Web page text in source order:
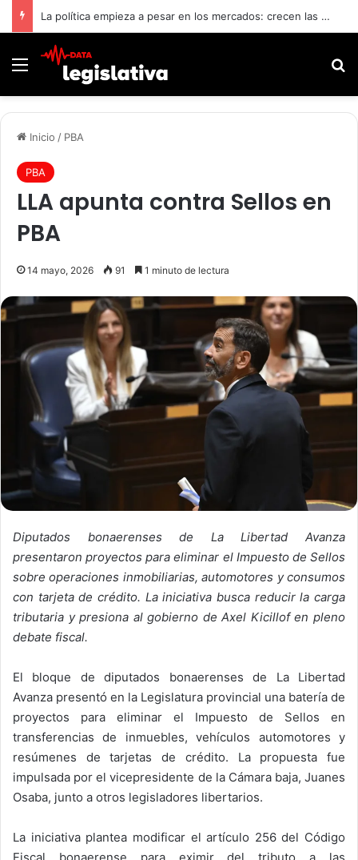
La política empieza a pesar en los mercados: crecen las dudas por Brasil y la pelea con Villarruel
Menú
Inicio / PBA
PBA
LLA apunta contra Sellos en
PBA
14 mayo, 2026 91 1 minuto de lectura
Diputados bonaerenses de La Libertad Avanza
presentaron proyectos para eliminar el Impuesto de Sellos
sobre operaciones inmobiliarias, automotores y consumos
con tarjeta de crédito. La iniciativa busca reducir la carga
tributaria y presiona al gobierno deAxel Kicillofen pleno
debate fiscal.
El bloque de diputados bonaerenses de La Libertad
Avanza presentó en la Legislatura provincial una batería de
proyectos para eliminar el Impuesto de Sellos en
transferencias de inmuebles, vehículos automotores y
resúmenes de tarjetas de crédito. La propuesta fue
impulsada por el vicepresidente de la Cámara baja, Juanes
Osaba, junto a otros legisladores libertarios.
La iniciativa plantea modificar el artículo 256 del Código